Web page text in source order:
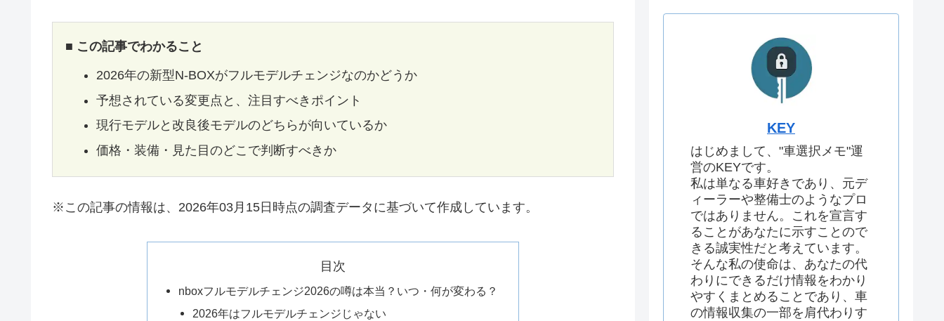
■ この記事でわかること
2026年の新型N-BOXがフルモデルチェンジなのかどうか
予想されている変更点と、注目すべきポイント
現行モデルと改良後モデルのどちらが向いているか
価格・装備・見た目のどこで判断すべきか
※この記事の情報は、2026年03月15日時点の調査データに基づいて作成しています。
目次
nboxフルモデルチェンジ2026の噂は本当？いつ・何が変わる？
2026年はフルモデルチェンジじゃない
KEY
はじめまして、"車選択メモ"運
営のKEYです。
私は単なる車好きであり、元デ
ィーラーや整備士のようなプロ
ではありません。これを宣言す
ることがあなたに示すことので
きる誠実性だと考えています。
そんな私の使命は、あなたの代
わりにできるだけ情報をわかり
やすくまとめることであり、車
の情報収集の一部を肩代わりす